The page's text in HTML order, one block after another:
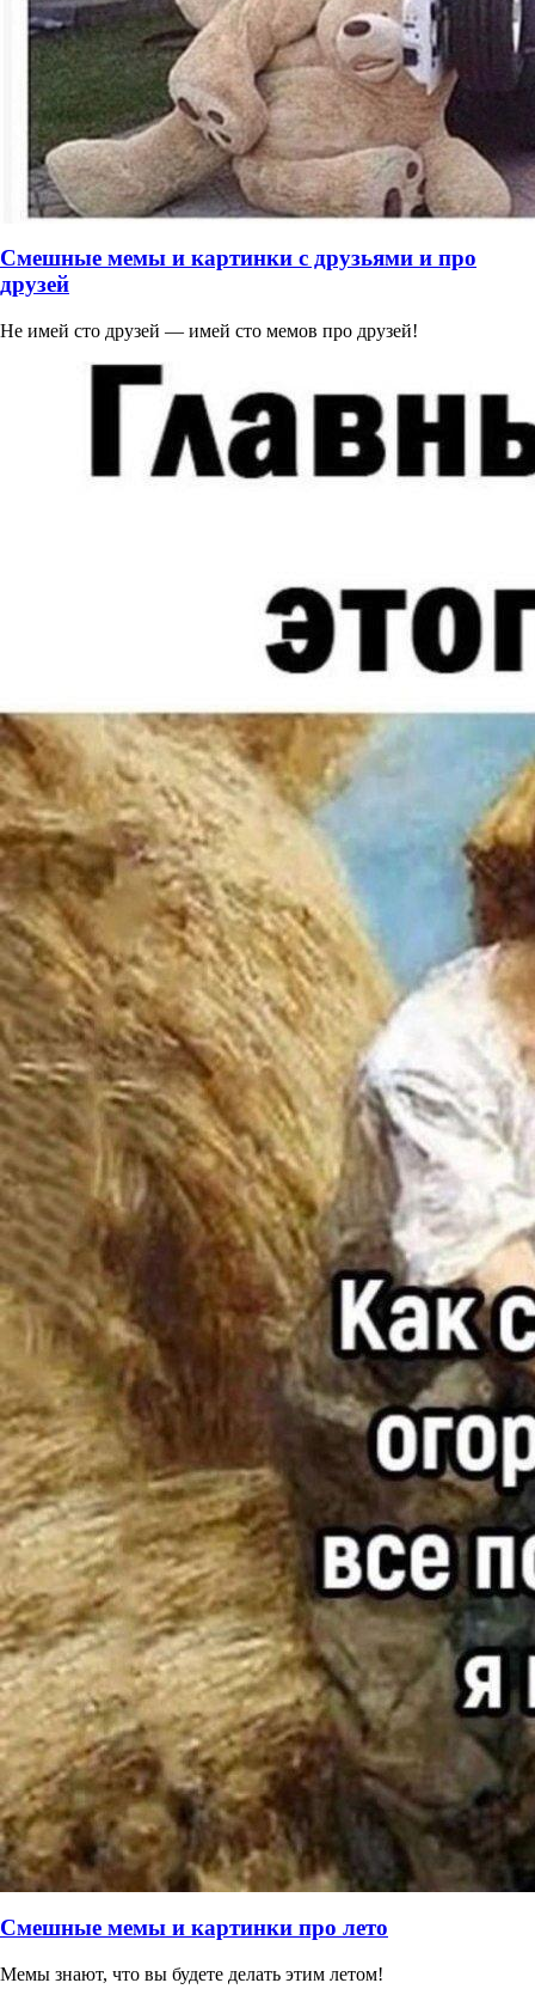
Смешные мемы и картинки с друзьями и про
друзей
Не имей сто друзей — имей сто мемов про друзей!
Смешные мемы и картинки про лето
Мемы знают, что вы будете делать этим летом!